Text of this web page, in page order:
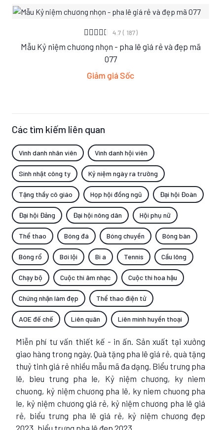
XEM CHI TIẾT
S M L
4.7 ( 187)
Mẫu Kỷ niệm chương nhọn - pha lê giá rẻ và đẹp mã
077
Giảm giá Sốc
Các tìm kiếm liên quan
Vinh danh nhân viên Vinh danh hội viên
Sinh nhật công ty Kỷ niệm ngày ra trường
Tặng thầy cô giáo Họp hội đồng ngũ Đại hội Đoàn
Đại hội Đảng Đại hội nông dân Hội phụ nữ
Thể thao Bóng đá Bóng chuyền Bóng bàn
Bóng rổ Bơi lội Bi a Tennis Cầu lông
Chạy bộ Cuộc thi âm nhạc Cuộc thi hoa hậu
Chứng nhận làm đẹp Thể thao điện tử
AOE đế chế Liên quân Liên minh huyền thoại
Miễn phí tư vấn thiết kế - in ấn. Sản xuất tại xưởng
giao hàng trong ngày. Quà tặng pha lê giá rẻ, quà tặng
thuỷ tinh giá rẻ nhiều mẫu mã đa dạng. Biểu trưng pha
lê, bieu trung pha le, Kỷ niệm chương, ky niem
chuong, kỷ niệm chương pha lê, ky niem chuong pha
le, kỷ niệm chương giá rẻ, kỷ niệm chương pha lê giá
rẻ, biểu trưng pha lê giá rẻ, kỷ niệm chương đẹp
2023, biểu trưng pha lê đẹp 2023.